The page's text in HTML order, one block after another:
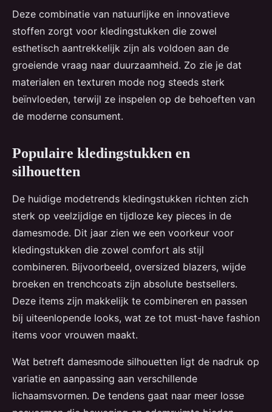
Deze combinatie van natuurlijke en innovatieve
stoffen zorgt voor kledingstukken die zowel
esthetisch aantrekkelijk zijn als voldoen aan de
groeiende vraag naar duurzaamheid. Zo zie je dat
materialen en texturen mode nog steeds sterk
beïnvloeden, terwijl ze inspelen op de behoeften van
de moderne consument.
Populaire kledingstukken en
silhouetten
De huidige modetrends kledingstukken richten zich
sterk op veelzijdige en tijdloze key pieces in de
damesmode. Dit jaar zien we een voorkeur voor
kledingstukken die zowel comfort als stijl
combineren. Bijvoorbeeld, oversized blazers, wijde
broeken en trenchcoats zijn absolute bestsellers.
Deze items zijn makkelijk te combineren en passen
bij uiteenlopende looks, wat ze tot must-have fashion
items voor vrouwen maakt.
Wat betreft damesmode silhouetten ligt de nadruk op
variatie en aanpassing aan verschillende
lichaamsvormen. De tendens gaat naar meer losse